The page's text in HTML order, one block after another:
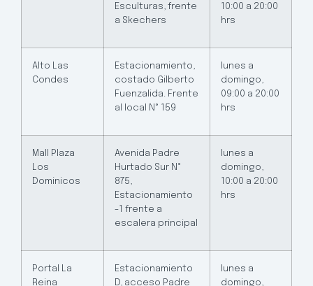
Esculturas, frente
a Skechers
10:00 a 20:00
hrs
Alto Las
Condes
Estacionamiento,
costado Gilberto
Fuenzalida. Frente
al local N° 159
lunes a
domingo,
09:00 a 20:00
hrs
Mall Plaza
Los
Dominicos
Avenida Padre
Hurtado Sur N°
875,
Estacionamiento
-1 frente a
escalera principal
lunes a
domingo,
10:00 a 20:00
hrs
Portal La
Reina
Estacionamiento
D, acceso Padre
lunes a
domingo,